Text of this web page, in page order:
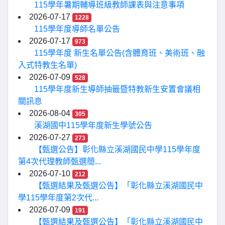
115學年暑期輔導班級教師課表與注意事項
2026-07-17
1228
115學年度導師名單公告
2026-07-17
973
115學年度 新生名單公告(含體育班、美術班、融
入式特教生名單)
2026-07-09
528
115學年度新生導師抽籤暨特教新生安置會議相
關訊息
2026-08-04
305
溪湖國中115學年度新生學號公告
2026-07-27
273
【甄選公告】彰化縣立溪湖國民中學115學年度
第4次代理教師甄選簡...
2026-07-10
212
【甄選結果及甄選公告】「彰化縣立溪湖國民中
學115學年度第2次代...
2026-07-09
191
【甄選結果及甄選公告】「彰化縣立溪湖國民中